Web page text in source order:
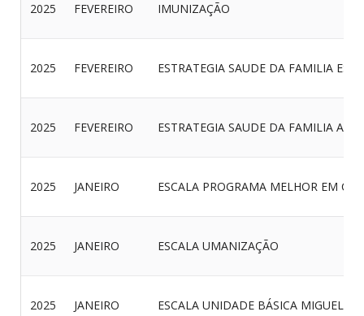
2025 FEVEREIRO IMUNIZAÇÃO
2025 FEVEREIRO ESTRATEGIA SAUDE DA FAMILIA
2025 FEVEREIRO ESTRATEGIA SAUDE DA FAMILIA
2025 JANEIRO ESCALA PROGRAMA MELHOR EM
2025 JANEIRO ESCALA UMANIZAÇÃO
2025 JANEIRO ESCALA UNIDADE BÁSICA MIGUEL